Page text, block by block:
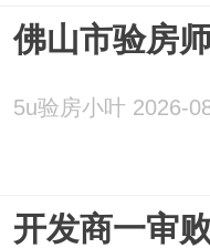
佛山市验房
5u验房小叶 2026-
开发商一审